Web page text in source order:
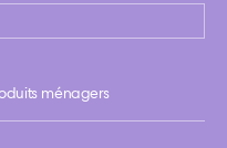
ménagers